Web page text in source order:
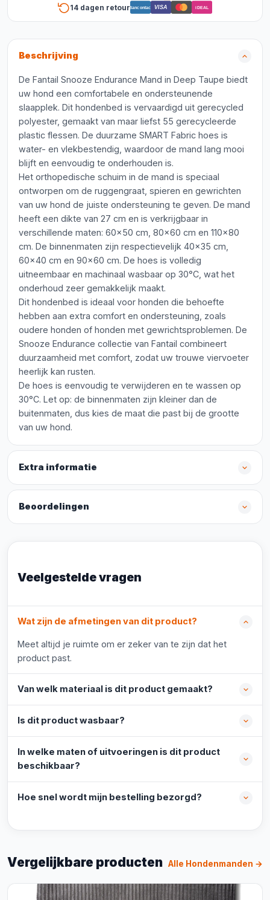
14 dagen retourBancontact VISA iDEAL
Beschrijving
De Fantail Snooze Endurance Mand in Deep Taupe biedt
uw hond een comfortabele en ondersteunende
slaapplek. Dit hondenbed is vervaardigd uit gerecycled
polyester, gemaakt van maar liefst 55 gerecycleerde
plastic flessen. De duurzame SMART Fabric hoes is
water- en vlekbestendig, waardoor de mand lang mooi
blijft en eenvoudig te onderhouden is.
Het orthopedische schuim in de mand is speciaal
ontworpen om de ruggengraat, spieren en gewrichten
van uw hond de juiste ondersteuning te geven. De mand
heeft een dikte van 27 cm en is verkrijgbaar in
verschillende maten: 60x50 cm, 80x60 cm en 110x80
cm. De binnenmaten zijn respectievelijk 40x35 cm,
60x40 cm en 90x60 cm. De hoes is volledig
uitneembaar en machinaal wasbaar op 30°C, wat het
onderhoud zeer gemakkelijk maakt.
Dit hondenbed is ideaal voor honden die behoefte
hebben aan extra comfort en ondersteuning, zoals
oudere honden of honden met gewrichtsproblemen. De
Snooze Endurance collectie van Fantail combineert
duurzaamheid met comfort, zodat uw trouwe viervoeter
heerlijk kan rusten.
De hoes is eenvoudig te verwijderen en te wassen op
30°C. Let op: de binnenmaten zijn kleiner dan de
buitenmaten, dus kies de maat die past bij de grootte
van uw hond.
Extra informatie
Beoordelingen
Veelgestelde vragen
Wat zijn de afmetingen van dit product?
Meet altijd je ruimte om er zeker van te zijn dat het
product past.
Van welk materiaal is dit product gemaakt?
Is dit product wasbaar?
In welke maten of uitvoeringen is dit product
beschikbaar?
Hoe snel wordt mijn bestelling bezorgd?
Vergelijkbare producten Alle Hondenmanden →